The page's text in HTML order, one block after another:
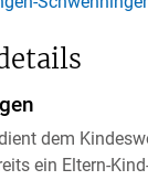
dem
ein Eltern-